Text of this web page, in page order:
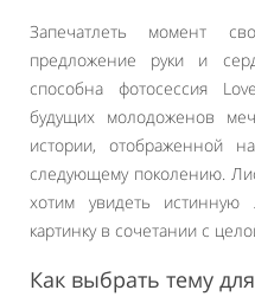
Запечатлеть момент
предложение руки и
способна фотосессия
будущих молодоженов
истории, отображенной
следующему поколению.
хотим увидеть
картинку в сочетании с
Как выбрать тему